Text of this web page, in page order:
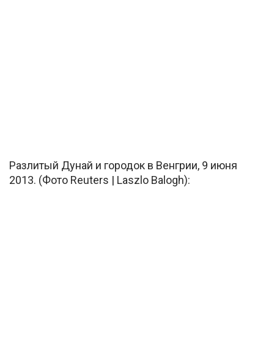
Разлитый Дунай и городок в Венгрии, 9 июня
2013. (Фото Reuters | Laszlo Balogh):